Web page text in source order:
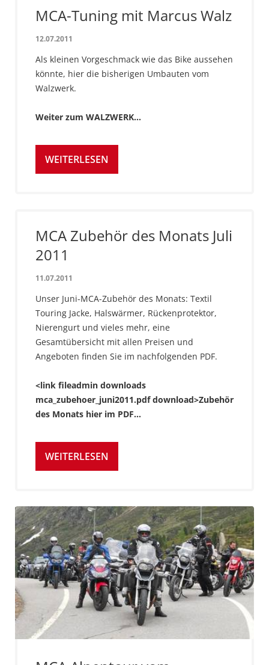
MCA-Tuning mit Marcus Walz
12.07.2011
Als kleinen Vorgeschmack wie das Bike aussehen
könnte, hier die bisherigen Umbauten vom
Walzwerk.
Weiter zum WALZWERK...
WEITERLESEN
MCA Zubehör des Monats Juli
2011
11.07.2011
Unser Juni-MCA-Zubehör des Monats: Textil
Touring Jacke, Halswärmer, Rückenprotektor,
Nierengurt und vieles mehr, eine
Gesamtübersicht mit allen Preisen und
Angeboten finden Sie im nachfolgenden PDF.
<link fileadmin downloads
mca_zubehoer_juni2011.pdf download>Zubehör
des Monats hier im PDF...
WEITERLESEN